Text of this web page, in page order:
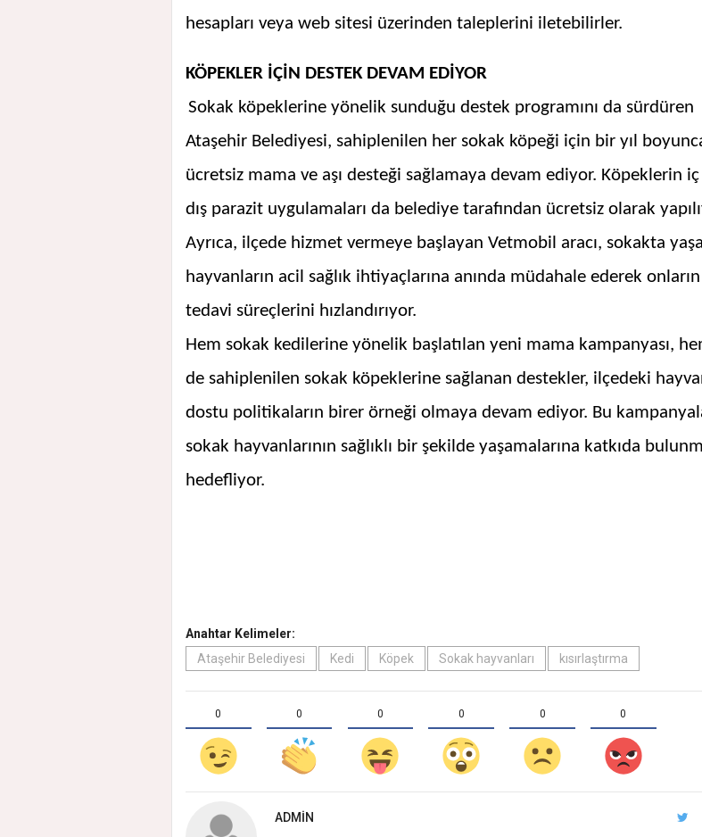
hesapları veya web sitesi üzerinden taleplerini iletebilirler.
KÖPEKLER İÇİN DESTEK DEVAM EDİYOR
Sokak köpeklerine yönelik sunduğu destek programını da sürdüren
Ataşehir Belediyesi, sahiplenilen her sokak köpeği için bir yıl
ücretsiz mama ve aşı desteği sağlamaya devam ediyor. Köpeklerin
dış parazit uygulamaları da belediye tarafından ücretsiz olarak
Ayrıca, ilçede hizmet vermeye başlayan Vetmobil aracı, sokakta
hayvanların acil sağlık ihtiyaçlarına anında müdahale ederek onların
tedavi süreçlerini hızlandırıyor.
Hem sokak kedilerine yönelik başlatılan yeni mama kampanyası,
de sahiplenilen sokak köpeklerine sağlanan destekler, ilçedeki
dostu politikaların birer örneği olmaya devam ediyor. Bu
sokak hayvanlarının sağlıklı bir şekilde yaşamalarına katkıda
hedefliyor.
Anahtar Kelimeler:
Ataşehir Belediyesi
Kedi Köpek Sokak hayvanları kısırlaştırma
0 0 0 0 0 0
ADMIN